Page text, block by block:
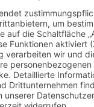
Presse
Partner: Der DGuSV
als Gutachter eintragen
Infos für Suchende